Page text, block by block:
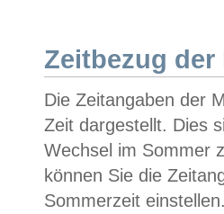
Zeitbezug der
Die Zeitangaben der
Zeit dargestellt. Dies
Wechsel im Sommer
können Sie die
Sommerzeit